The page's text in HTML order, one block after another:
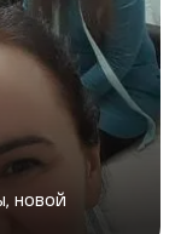
новой